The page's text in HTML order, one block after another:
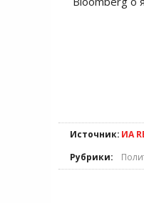
Источник: ИА
Рубрики: